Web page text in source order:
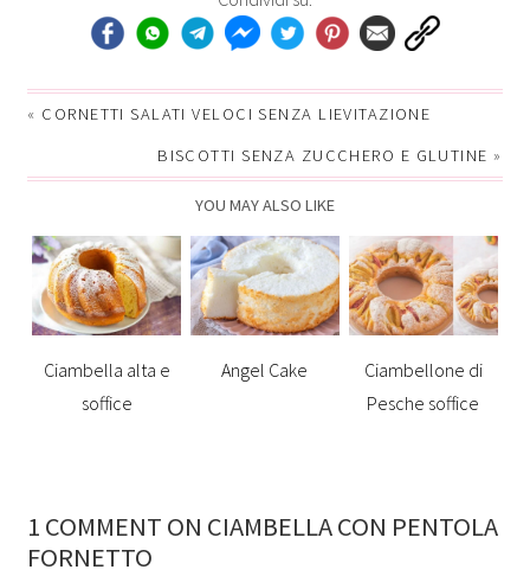
« CORNETTI SALATI VELOCI SENZA LIEVITAZIONE
BISCOTTI SENZA ZUCCHERO E GLUTINE »
YOU MAY ALSO LIKE
Ciambella alta e
soffice
Angel Cake
Ciambellone di
Pesche soffice
1 COMMENT ON CIAMBELLA CON PENTOLA
FORNETTO